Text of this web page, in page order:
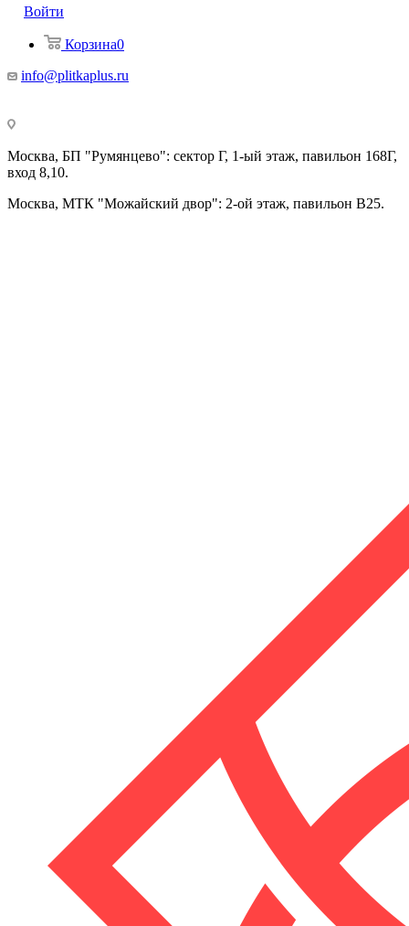
Войти
Корзина0
info@plitkaplus.ru
Москва, БП "Румянцево": сектор Г, 1-ый этаж, павильон 168Г,
вход 8,10.
Москва, МТК "Можайский двор": 2-ой этаж, павильон В25.